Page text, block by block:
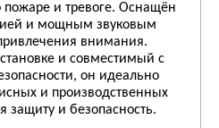
и тревоге. Оснащён
и мощным звуковым
внимания.
и совместимый с
он идеально
и производственных
и безопасность.